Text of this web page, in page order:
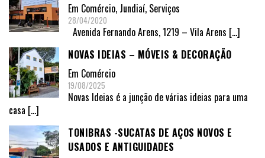
Em Comércio, Jundiaí, Serviços
28/04/2020
Avenida Fernando Arens, 1219 – Vila Arens […]
NOVAS IDEIAS – MÓVEIS & DECORAÇÃO
Em Comércio
19/08/2025
Novas Ideias é a junção de várias ideias para uma
casa […]
TONIBRAS -SUCATAS DE AÇOS NOVOS E
USADOS E ANTIGUIDADES